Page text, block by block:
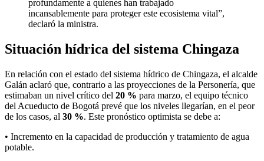
profundamente a quienes han trabajado
incansablemente para proteger este ecosistema vital”,
declaró la ministra.
Situación hídrica del sistema Chingaza
En relación con el estado del sistema hídrico de Chingaza, el alcalde
Galán aclaró que, contrario a las proyecciones de la Personería, que
estimaban un nivel crítico del 20 % para marzo, el equipo técnico
del Acueducto de Bogotá prevé que los niveles llegarían, en el peor
de los casos, al 30 %. Este pronóstico optimista se debe a:
• Incremento en la capacidad de producción y tratamiento de agua
potable.